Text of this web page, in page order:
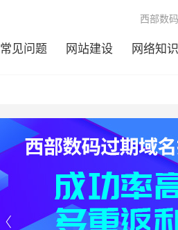
常见问题 网站建设 网络知识
西部数码
